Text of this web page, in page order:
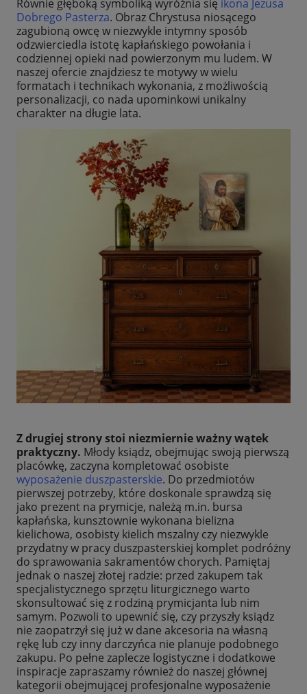
Równie głęboką symboliką wyróżnia się ikona Jezusa
Dobrego Pasterza. Obraz Chrystusa niosącego
zagubioną owcę w niezwykle intymny sposób
odzwierciedla istotę kapłańskiego powołania i
codziennej opieki nad powierzonym mu ludem. W
naszej ofercie znajdziesz te motywy w wielu
formatach i technikach wykonania, z możliwością
personalizacji, co nada upominkowi unikalny
charakter na długie lata.
Z drugiej strony stoi niezmiernie ważny wątek
praktyczny. Młody ksiądz, obejmując swoją pierwszą
placówkę, zaczyna kompletować osobiste
wyposażenie duszpasterskie. Do przedmiotów
pierwszej potrzeby, które doskonale sprawdzą się
jako prezent na prymicje, należą m.in. bursa
kapłańska, kunsztownie wykonana bielizna
kielichowa, osobisty kielich mszalny czy niezwykle
przydatny w pracy duszpasterskiej komplet podróżny
do sprawowania sakramentów chorych. Pamiętaj
jednak o naszej złotej radzie: przed zakupem tak
specjalistycznego sprzętu liturgicznego warto
skonsultować się z rodziną prymicjanta lub nim
samym. Pozwoli to upewnić się, czy przyszły ksiądz
nie zaopatrzył się już w dane akcesoria na własną
rękę lub czy inny darczyńca nie planuje podobnego
zakupu. Po pełne zaplecze logistyczne i dodatkowe
inspiracje zapraszamy również do naszej głównej
kategorii obejmującej profesjonalne wyposażenie